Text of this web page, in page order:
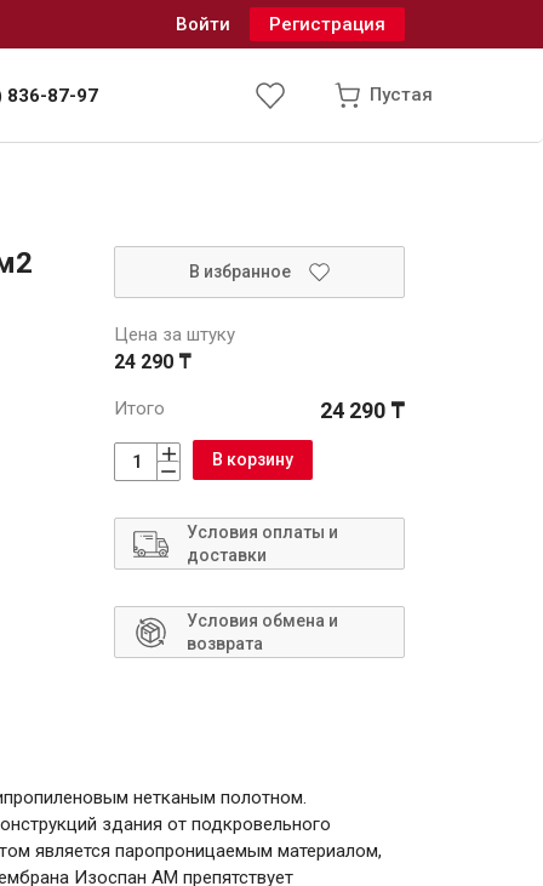
В избранное
Цена за штуку
24 290 ₸
Итого 24 290 ₸
В корзину
Условия оплаты и
доставки
Условия обмена и
возврата
нетканым полотном.
здания от подкровельного
является паропроницаемым материалом,
Изоспан AМ препятствует
Войти Регистрация
836-87-97 Пустая
и водоотведение
Сантехника